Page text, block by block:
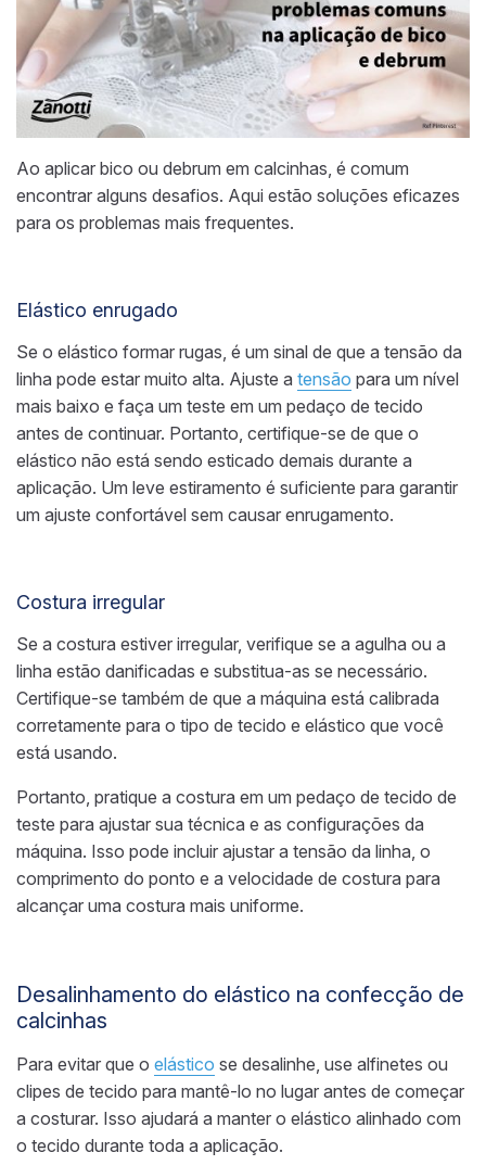
Ao aplicar bico ou debrum em calcinhas, é comum
encontrar alguns desafios. Aqui estão soluções eficazes
para os problemas mais frequentes.
Elástico enrugado
Se o elástico formar rugas, é um sinal de que a tensão da
linha pode estar muito alta. Ajuste a tensão para um nível
mais baixo e faça um teste em um pedaço de tecido
antes de continuar. Portanto, certifique-se de que o
elástico não está sendo esticado demais durante a
aplicação. Um leve estiramento é suficiente para garantir
um ajuste confortável sem causar enrugamento.
Costura irregular
Se a costura estiver irregular, verifique se a agulha ou a
linha estão danificadas e substitua-as se necessário.
Certifique-se também de que a máquina está calibrada
corretamente para o tipo de tecido e elástico que você
está usando.
Portanto, pratique a costura em um pedaço de tecido de
teste para ajustar sua técnica e as configurações da
máquina. Isso pode incluir ajustar a tensão da linha, o
comprimento do ponto e a velocidade de costura para
alcançar uma costura mais uniforme.
Desalinhamento do elástico na confecção de
calcinhas
Para evitar que o elástico se desalinhe, use alfinetes ou
clipes de tecido para mantê-lo no lugar antes de começar
a costurar. Isso ajudará a manter o elástico alinhado com
o tecido durante toda a aplicação.